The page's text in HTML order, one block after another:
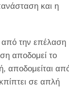
και η
από την επέλαση
αποδομεί το
αποδομείται
σε απλή